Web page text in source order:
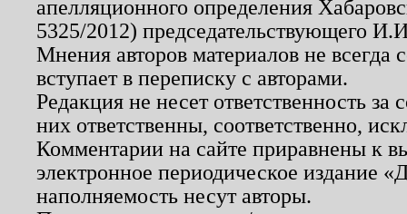
апелляционного определения
5325/2012) председательствующего
Мнения авторов материалов не
вступает в переписку с авторами.
Редакция не несет ответственность
них ответственны, соответственно,
Комментарии на сайте приравнены к
электронное периодическое издание
наполняемость несут авторы.